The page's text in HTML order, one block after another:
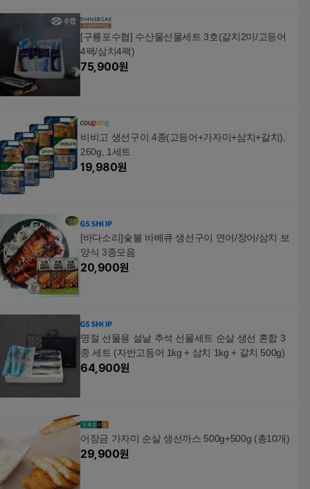
[구룡포수협] 수산물선물세트 3호(갈치2미/고등어
4팩/삼치4팩)
75,900원
비비고 생선구이 4종(고등어+가자미+삼치+갈치),
260g, 1세트
19,980원
[바다소리]숯불 바베큐 생선구이 연어/장어/삼치 보
양식 3종모음
20,900원
명절 선물용 설날 추석 선물세트 순살 생선 혼합 3
종 세트 (자반고등어 1kg + 삼치 1kg + 갈치 500g)
64,900원
어장금 가자미 순살 생선까스 500g+500g (총10개)
29,900원